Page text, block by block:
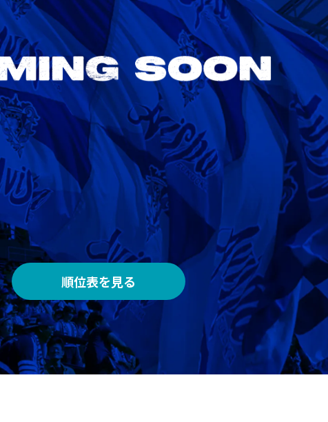
8/22Sat. 18:00
VS
AWAY
メルカリスタジアム
順位表を見る